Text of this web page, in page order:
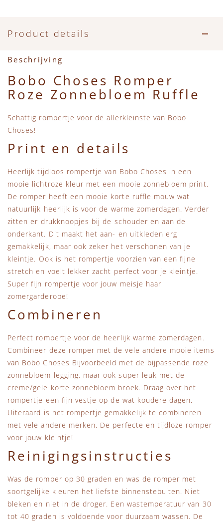
Zwemkleding
Feestkleding
Beren, Speendoekjes en Knuffeldoekjes
Tassen
Verzorgingsproducten
Beren
Mini Rodini
+1 in the family
New Balance
Piupiuchick
Sproet & Sprout
Tiny Cottons
Product details
Beschrijving
Bobo Choses Romper
Roze Zonnebloem Ruffle
Schattig rompertje voor de allerkleinste van Bobo
Choses!
Print en details
Heerlijk tijdloos rompertje van Bobo Choses in een
mooie lichtroze kleur met een mooie zonnebloem print.
De romper heeft een mooie korte ruffle mouw wat
natuurlijk heerlijk is voor de warme zomerdagen. Verder
zitten er drukknoopjes bij de schouder en aan de
onderkant. Dit maakt het aan- en uitkleden erg
gemakkelijk, maar ook zeker het verschonen van je
kleintje. Ook is het rompertje voorzien van een fijne
stretch en voelt lekker zacht perfect voor je kleintje.
Super fijn rompertje voor jouw meisje haar
zomergarderobe!
Combineren
Perfect rompertje voor de heerlijk warme zomerdagen.
Combineer deze romper met de vele andere mooie items
van Bobo Choses Bijvoorbeeld met de bijpassende roze
zonnebloem legging, maar ook super leuk met de
creme/gele korte zonnebloem broek. Draag over het
rompertje een fijn vestje op de wat koudere dagen.
Uiteraard is het rompertje gemakkelijk te combineren
met vele andere merken. De perfecte en tijdloze romper
voor jouw kleintje!
Reinigingsinstructies
Was de romper op 30 graden en was de romper met
soortgelijke kleuren het liefste binnenstebuiten. Niet
bleken en niet in de droger. Een wastemperatuur van 30
tot 40 graden is voldoende voor duurzaam wassen. De